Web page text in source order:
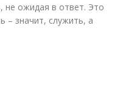
не ожидая в ответ. Это
– значит, служить, а